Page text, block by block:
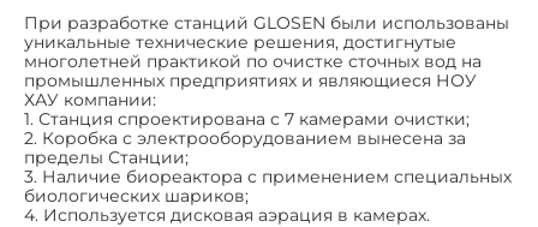
При разработке станций GLOSEN были использованы
уникальные технические решения, достигнутые
многолетней практикой по очистке сточных вод на
промышленных предприятиях и являющиеся НОУ
ХАУ компании:
1. Станция спроектирована с 7 камерами очистки;
2. Коробка с электрооборудованием вынесена за
пределы Станции;
3. Наличие биореактора с применением специальных
биологических шариков;
4. Используется дисковая аэрация в камерах.